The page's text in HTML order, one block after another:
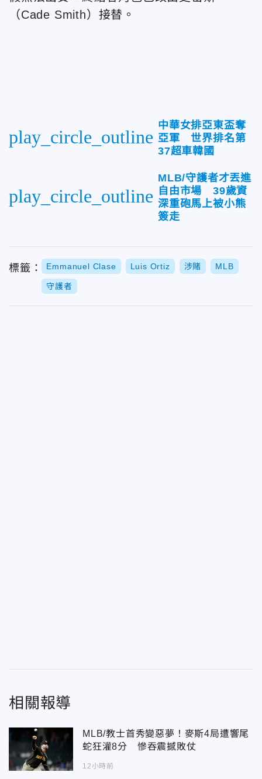
（Cade Smith）接替。
play_circle_outline
中華女排亞東盃奪
亞軍 世界排名第
37超車韓國
play_circle_outline
MLB/守護者才丟進
自由市場 39歲資
深重砲馬上被小熊
簽走
標籤： Emmanuel Clase Luis Ortiz 涉賭 MLB
守護者
相關報導
MLB/教士首秀變惡夢！麥斯4局遭響尾
蛇狂灌8分 慘吞震撼敗仗
12小時前